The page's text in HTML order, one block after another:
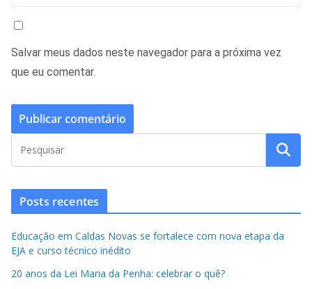
Salvar meus dados neste navegador para a próxima vez
que eu comentar.
Posts recentes
Educação em Caldas Novas se fortalece com nova etapa da
EJA e curso técnico inédito
20 anos da Lei Maria da Penha: celebrar o quê?